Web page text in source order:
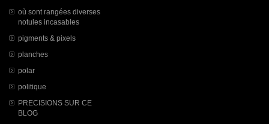
où sont rangées diverses
notules incasables
pigments & pixels
planches
polar
politique
PRECISIONS SUR CE
BLOG